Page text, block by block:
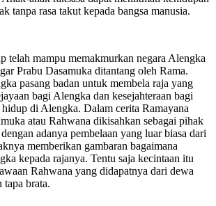
tanpa rasa takut kepada bangsa manusia.
telah mampu memakmurkan negara Alengka
Prabu Dasamuka ditantang oleh Rama.
pasang badan untuk membela raja yang
bagi Alengka dan kesejahteraan bagi
hidup di Alengka. Dalam cerita Ramayana
atau Rahwana dikisahkan sebagai pihak
adanya pembelaan yang luar biasa dari
memberikan gambaran bagaimana
kepada rajanya. Tentu saja kecintaan itu
Rahwana yang didapatnya dari dewa
tapa brata.